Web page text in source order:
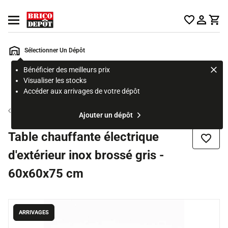
Ouvrir le menu
Sélectionner Un Dépôt
Bénéficier des meilleurs prix
Visualiser les stocks
Accéder aux arrivages de votre dépôt
Ajouter un dépôt
Rechercher
page
Chauffage d'appoint électrique
Table chauffante électrique
d'extérieur inox brossé gris -
60x60x75 cm
ARRIVAGES